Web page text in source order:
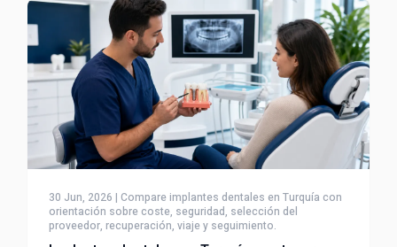
30 Jun, 2026 | Compare implantes dentales en Turquía con
orientación sobre coste, seguridad, selección del
proveedor, recuperación, viaje y seguimiento.